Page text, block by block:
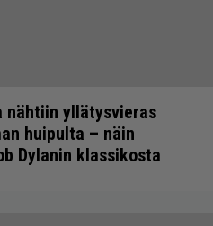
nähtiin yllätysvieras
huipulta – näin
Dylanin klassikosta